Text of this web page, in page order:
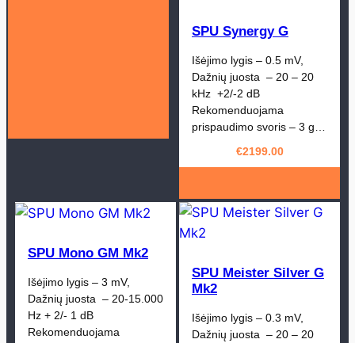
SPU Synergy G
Išėjimo lygis – 0.5 mV,
Dažnių juosta – 20 – 20
kHz +2/-2 dB
Rekomenduojama
prispaudimo svoris – 3 g…
€2199.00
SPU Mono GM Mk2
Išėjimo lygis – 3 mV,
Dažnių juosta – 20-15.000
Hz + 2/- 1 dB
Rekomenduojama
SPU Meister Silver G
Mk2
Išėjimo lygis – 0.3 mV,
Dažnių juosta – 20 – 20